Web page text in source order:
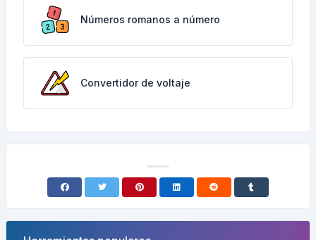
Números romanos a número
Convertidor de voltaje